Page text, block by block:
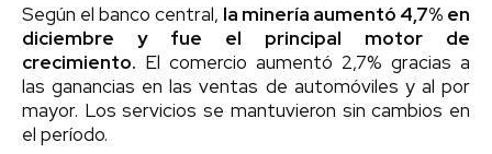
Según el banco central, la minería aumentó 4,7% en
diciembre y fue el principal motor de
crecimiento. El comercio aumentó 2,7% gracias a
las ganancias en las ventas de automóviles y al por
mayor. Los servicios se mantuvieron sin cambios en
el período.